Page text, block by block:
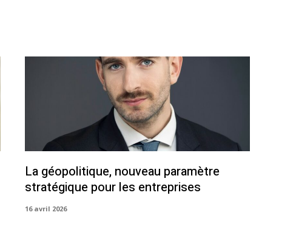
La géopolitique, nouveau paramètre
stratégique pour les entreprises
16 avril 2026